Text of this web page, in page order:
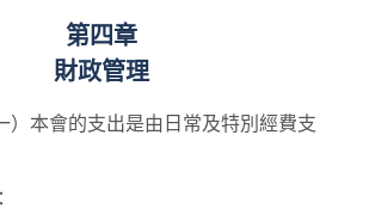
第四章
財政管理
本會的支出是由日常及特別經費支